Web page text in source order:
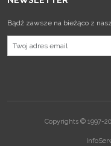
Bądź zawsze na bieżąco z
Copyrights © 1997-